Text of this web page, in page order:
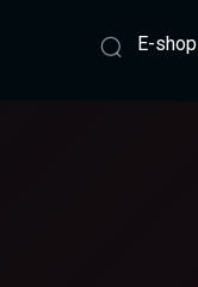
E-shop